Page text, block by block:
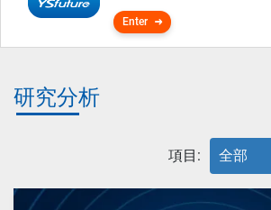
Enter
研究分析
項目: 全部